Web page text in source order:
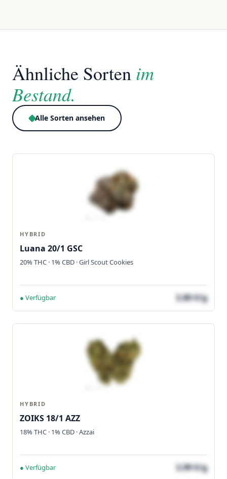
Ähnliche Sorten im
Bestand.
Alle Sorten ansehen
HYBRID
Luana 20/1 GSC
20% THC · 1% CBD · Girl Scout Cookies
● Verfügbar 3,80 €/g
HYBRID
ZOIKS 18/1 AZZ
18% THC · 1% CBD · Azzai
● Verfügbar 3,99 €/g